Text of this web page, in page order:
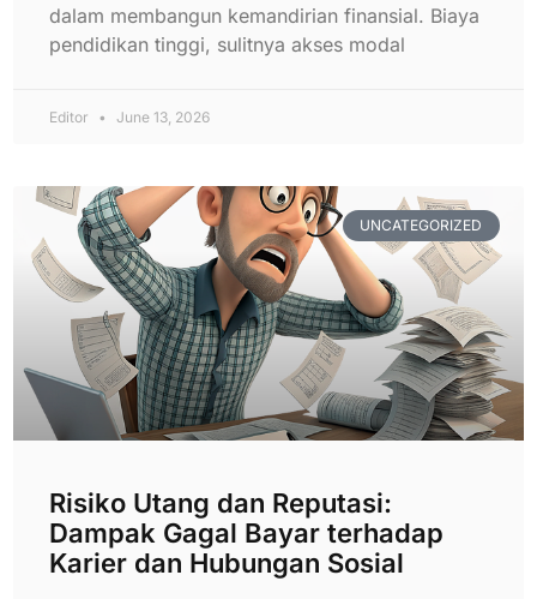
dalam membangun kemandirian finansial. Biaya
pendidikan tinggi, sulitnya akses modal
Editor June 13, 2026
UNCATEGORIZED
Risiko Utang dan Reputasi:
Dampak Gagal Bayar terhadap
Karier dan Hubungan Sosial